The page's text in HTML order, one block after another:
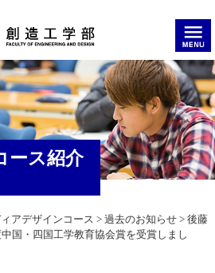
ース紹介
アデザインコース > 過去のお知らせ> 後藤
国・四国工学教育協会賞を受賞しまし